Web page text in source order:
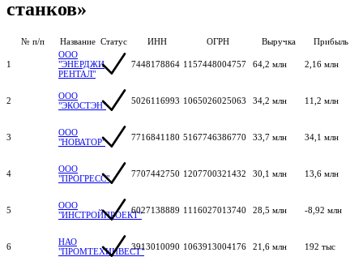
станков»
№ п/п Название Статус ИНН ОГРН Выручка Прибыль
1
ООО
"ЭНЕРДЖИ
РЕНТАЛ"
7448178864 1157448004757 64,2 млн 2,16 млн
2
ООО
"ЭКОСТЭН"
5026116993 1065026025063 34,2 млн 11,2 млн
3
ООО
"НОВАТОР"
7716841180 5167746386770 33,7 млн 34,1 млн
4
ООО
"ПРОГРЕСС"
7707442750 1207700321432 30,1 млн 13,6 млн
5
ООО
"ИНСТРОЙПРОЕКТ"6027138889 1116027013740 28,5 млн -8,92 млн
6
НАО
"ПРОМТЕХИНВЕСТ"3913010090 1063913004176 21,6 млн 192 тыс